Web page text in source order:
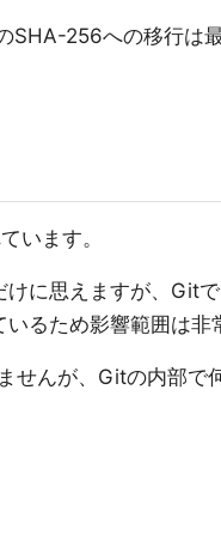
SHA-256への移行は
います。
に思えますが、Git
るため影響範囲は非
せんが、Gitの内部で